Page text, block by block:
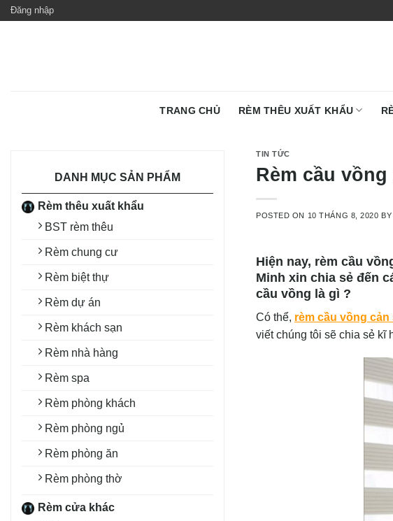
SkipĐăng nhập
TRANG CHỦ RÈM THÊU XUẤT KHẨU
DANH MỤC SẢN PHẨM
Rèm thêu xuất khẩu
BST rèm thêu
Rèm chung cư
Rèm biệt thự
Rèm dự án
Rèm khách sạn
Rèm nhà hàng
Rèm spa
Rèm phòng khách
Rèm phòng ngủ
Rèm phòng ăn
Rèm phòng thờ
Rèm cửa khác
TIN TỨC
Rèm cầu
POSTED ON 10 THÁNG 8, 2020 BY
Hiện nay, rèm cầu
Minh xin chia sẻ đến
cầu vồng là gì ?
Có thể, rèm cầu vồng cản
viết chúng tôi sẽ chia sẻ kĩ